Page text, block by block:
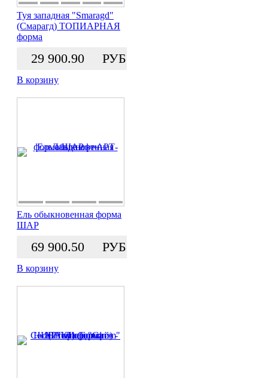
Туя западная "Smaragd"
(Смарагд) ТОПИАРНАЯ
форма
29 900.90 РУБ.
В корзину
Ель обыкновенная форма
ШАР
69 900.50 РУБ.
В корзину